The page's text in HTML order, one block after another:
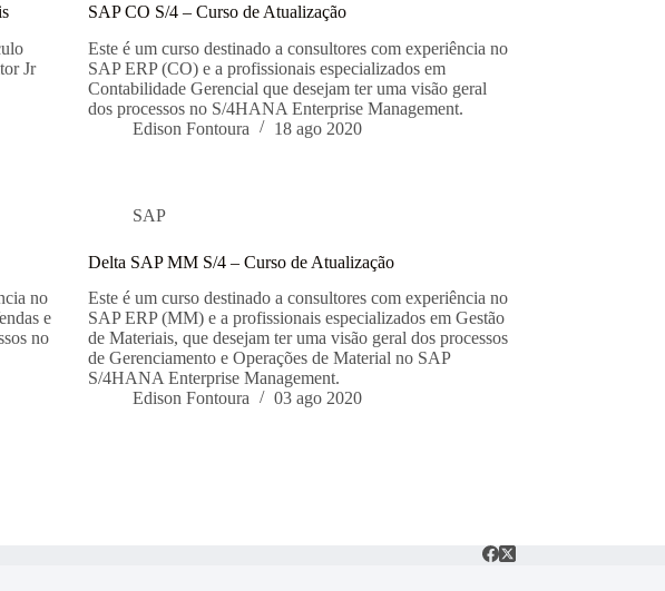
Jr
SAP CO S/4 – Curso de Atualização
Este é um curso destinado a consultores com experiência no
SAP ERP (CO) e a profissionais especializados em
Contabilidade Gerencial que desejam ter uma visão geral
dos processos no S/4HANA Enterprise Management.
Edison Fontoura
18 ago 2020
no
e
no
SAP
Delta SAP MM S/4 – Curso de Atualização
Este é um curso destinado a consultores com experiência no
SAP ERP (MM) e a profissionais especializados em Gestão
de Materiais, que desejam ter uma visão geral dos processos
de Gerenciamento e Operações de Material no SAP
S/4HANA Enterprise Management.
Edison Fontoura
03 ago 2020